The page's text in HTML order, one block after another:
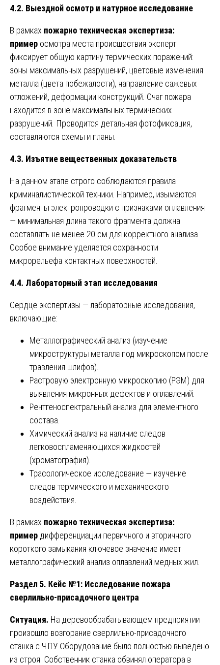
4.2. Выездной осмотр и натурное исследование
В рамках пожарно техническая экспертиза:
пример осмотра места происшествия эксперт
фиксирует общую картину термических поражений:
зоны максимальных разрушений, цветовые изменения
металла (цвета побежалости), направление сажевых
отложений, деформации конструкций. Очаг пожара
находится в зоне максимальных термических
разрушений. Проводится детальная фотофиксация,
составляются схемы и планы.
4.3. Изъятие вещественных доказательств
На данном этапе строго соблюдаются правила
криминалистической техники. Например, изымаются
фрагменты электропроводки с признаками оплавления
— минимальная длина такого фрагмента должна
составлять не менее 20 см для корректного анализа.
Особое внимание уделяется сохранности
микрорельефа контактных поверхностей.
4.4. Лабораторный этап исследования
Сердце экспертизы — лабораторные исследования,
включающие:
Металлографический анализ (изучение
микроструктуры металла под микроскопом после
травления шлифов).
Растровую электронную микроскопию (РЭМ) для
выявления микронных дефектов и оплавлений.
Рентгеноспектральный анализ для элементного
состава.
Химический анализ на наличие следов
легковоспламеняющихся жидкостей
(хроматография).
Трасологическое исследование — изучение
следов термического и механического
воздействия.
В рамках пожарно техническая экспертиза:
пример дифференциации первичного и вторичного
короткого замыкания ключевое значение имеет
металлографический анализ оплавлений медных жил.
Раздел 5. Кейс №1: Исследование пожара
сверлильно-присадочного центра
Ситуация. На деревообрабатывающем предприятии
произошло возгорание сверлильно-присадочного
станка с ЧПУ. Оборудование было полностью выведено
из строя. Собственник станка обвинял оператора в